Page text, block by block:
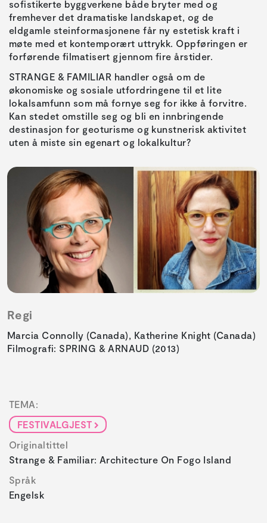
sofistikerte byggverkene både bryter med og
fremhever det dramatiske landskapet, og de
eldgamle steinformasjonene får ny estetisk kraft i
møte med et kontemporært uttrykk. Oppføringen er
forførende filmatisert gjennom fire årstider.
STRANGE & FAMILIAR handler også om de
økonomiske og sosiale utfordringene til et lite
lokalsamfunn som må fornye seg for ikke å forvitre.
Kan stedet omstille seg og bli en innbringende
destinasjon for geoturisme og kunstnerisk aktivitet
uten å miste sin egenart og lokalkultur?
Regi
Marcia Connolly (Canada), Katherine Knight (Canada)
Filmografi: SPRING & ARNAUD (2013)
TEMA:
FESTIVALGJEST
Originaltittel
Strange & Familiar: Architecture On Fogo Island
Språk
Engelsk